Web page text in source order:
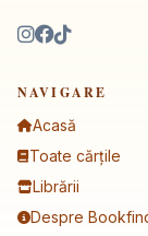
NAVIGARE
Acasă
Toate cărțile
Librării
Despre